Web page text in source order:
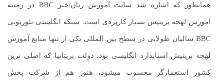
همانطور که اشاره شد سایت آموزش زبان/خبر BBC در زمینه
آموزش لهجه بریتیش بسیار کاربردی است. شبکه انگلیسی تلوزیونی
BBC سالیان طولانی در سطح بین المللی یکی از تنها منابع آموزش
لهجه بریتیش استاندارد انگلیسی بود. دولت بریتانیا که اصلی ترین
کشور استعمارگر محسوب میشود، هنوز هم از شرکت پخش